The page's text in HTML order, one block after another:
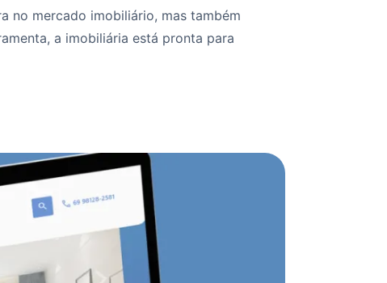
no mercado imobiliário, mas também
a imobiliária está pronta para